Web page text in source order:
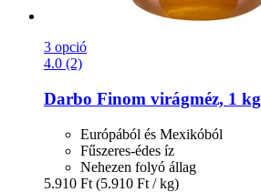
3 opció
4.0 (2)
Darbo Finom virágméz, 1 kg
Európából és Mexikóból
Fűszeres-édes íz
Nehezen folyó állag
5.910 Ft (5.910 Ft / kg)